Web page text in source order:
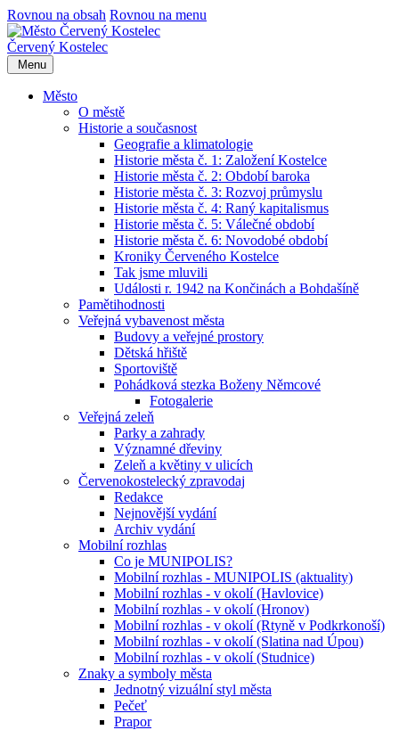
Rovnou na obsah Rovnou na menu
Červený Kostelec
Menu
Město
O městě
Historie a současnost
Geografie a klimatologie
Historie města č. 1: Založení Kostelce
Historie města č. 2: Období baroka
Historie města č. 3: Rozvoj průmyslu
Historie města č. 4: Raný kapitalismus
Historie města č. 5: Válečné období
Historie města č. 6: Novodobé období
Kroniky Červeného Kostelce
Tak jsme mluvili
Události r. 1942 na Končinách a Bohdašíně
Pamětihodnosti
Veřejná vybavenost města
Budovy a veřejné prostory
Dětská hřiště
Sportoviště
Pohádková stezka Boženy Němcové
Fotogalerie
Veřejná zeleň
Parky a zahrady
Významné dřeviny
Zeleň a květiny v ulicích
Červenokostelecký zpravodaj
Redakce
Nejnovější vydání
Archiv vydání
Mobilní rozhlas
Co je MUNIPOLIS?
Mobilní rozhlas - MUNIPOLIS (aktuality)
Mobilní rozhlas - v okolí (Havlovice)
Mobilní rozhlas - v okolí (Hronov)
Mobilní rozhlas - v okolí (Rtyně v Podkrkonoší)
Mobilní rozhlas - v okolí (Slatina nad Úpou)
Mobilní rozhlas - v okolí (Studnice)
Znaky a symboly města
Jednotný vizuální styl města
Pečeť
Prapor